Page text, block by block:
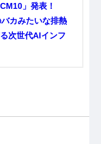
」発表！
カみたいな排熱
次世代AIインフ